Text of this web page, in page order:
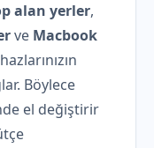
alan yerler,
ve Macbook
Böylece
el değiştirir